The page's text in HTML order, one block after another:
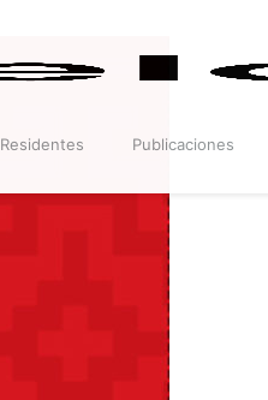
Residentes Publicaciones